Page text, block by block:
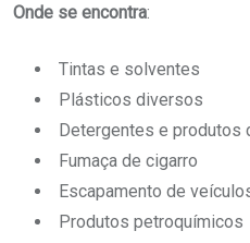
Onde se encontra:
Tintas e solventes
Plásticos diversos
Detergentes e produtos
Fumaça de cigarro
Escapamento de
Produtos petroquímicos